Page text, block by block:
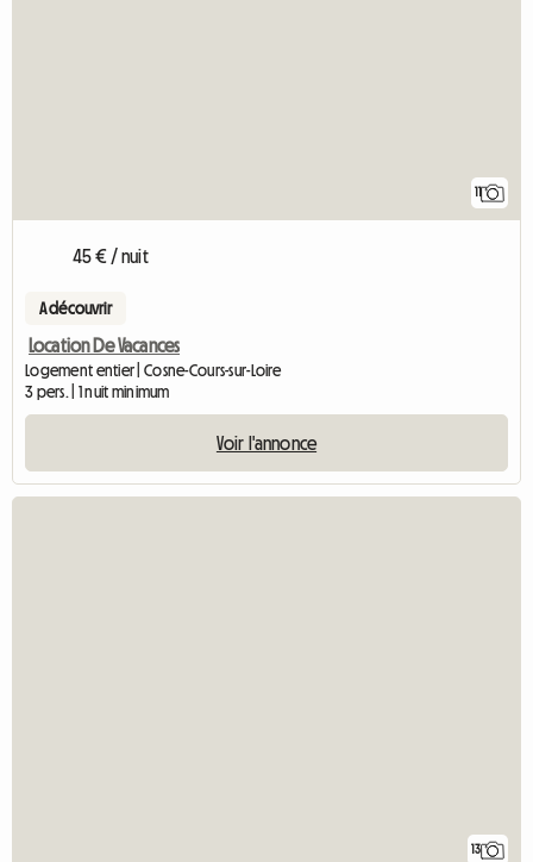
45 € / nuit
A découvrir
Location De Vacances
Logement entier | Cosne-Cours-sur-Loire
3 pers. | 1 nuit minimum
Voir l'annonce
13